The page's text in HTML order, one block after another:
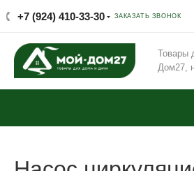
+7 (924) 410-33-30 ЗАКАЗАТЬ ЗВОНОК
Товары
Дом27,